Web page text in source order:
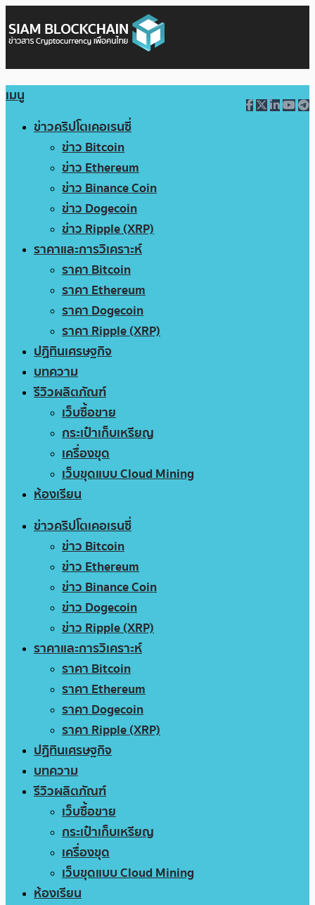
เมนู
ข่าวคริปโตเคอเรนซี่
ข่าว Bitcoin
ข่าว Ethereum
ข่าว Binance Coin
ข่าว Dogecoin
ข่าว Ripple (XRP)
ราคาและการวิเคราะห์
ราคา Bitcoin
ราคา Ethereum
ราคา Dogecoin
ราคา Ripple (XRP)
ปฏิทินเศรษฐกิจ
บทความ
รีวิวผลิตภัณฑ์
เว็บซื้อขาย
กระเป๋าเก็บเหรียญ
เครื่องขุด
เว็บขุดแบบ Cloud Mining
ห้องเรียน
ข่าวคริปโตเคอเรนซี่
ข่าว Bitcoin
ข่าว Ethereum
ข่าว Binance Coin
ข่าว Dogecoin
ข่าว Ripple (XRP)
ราคาและการวิเคราะห์
ราคา Bitcoin
ราคา Ethereum
ราคา Dogecoin
ราคา Ripple (XRP)
ปฏิทินเศรษฐกิจ
บทความ
รีวิวผลิตภัณฑ์
เว็บซื้อขาย
กระเป๋าเก็บเหรียญ
เครื่องขุด
เว็บขุดแบบ Cloud Mining
ห้องเรียน